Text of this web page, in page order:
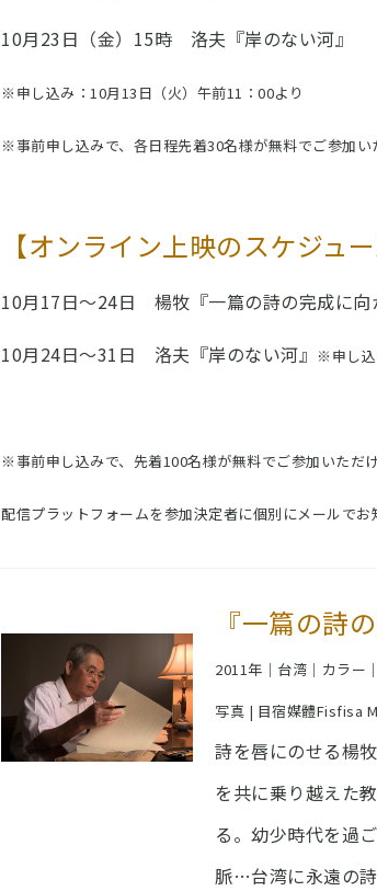
10月23日（金）15時 洛夫『岸のない河』
※申し込み：10月13日（火）午前11：00より
※事前申し込みで、各日程先着30名様が無料でご参加い
【オンライン上映のスケジュー
10月17日～24日 楊牧『一篇の詩の完成に向
10月24日～31日 洛夫『岸のない河』 ※申し込
※事前申し込みで、先着100名様が無料でご参加いただけ
配信プラットフォームを参加決定者に個別にメールでお
『一篇の詩
2011年｜台湾｜カラー
写真 | 目宿媒體Fisfisa
詩を唇にのせる楊
を共に乗り越えた
る。幼少時代を過
脈…台湾に永遠の詩